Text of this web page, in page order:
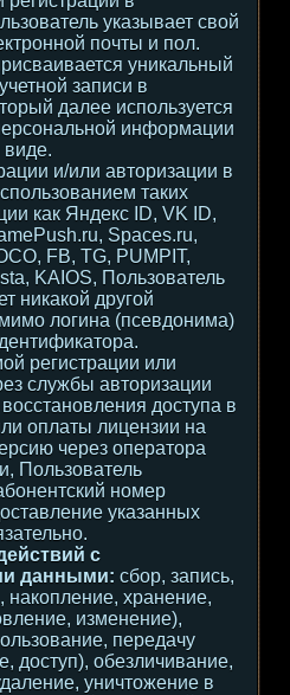
указывает свой
почты и пол.
уникальный
записи в
далее используется
информации
виде.
и/или авторизации в
таких
как Яндекс ID, VK ID,
Spaces.ru,
FB, TG, PUMPIT,
KAIOS, Пользователь
никакой другой
логина (псевдонима)
регистрации или
службы авторизации
доступа в
оплаты лицензии на
через оператора
Пользователь
номер
указанных
с
данными: сбор, запись,
накопление, хранение,
изменение),
передачу
доступ), обезличивание,
уничтожение в